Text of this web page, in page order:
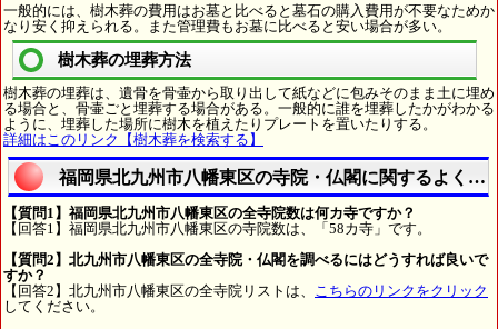
一般的には、樹木葬の費用はお墓と比べると墓石の購入費用が不要なためか
なり安く抑えられる。また管理費もお墓に比べると安い場合が多い。
樹木葬の埋葬方法
樹木葬の埋葬は、遺骨を骨壷から取り出して紙などに包みそのまま土に埋め
る場合と、骨壷ごと埋葬する場合がある。一般的に誰を埋葬したかがわかる
ように、埋葬した場所に樹木を植えたりプレートを置いたりする。
詳細はこのリンク【樹木葬を検索する】
福岡県北九州市八幡東区の寺院・仏閣に関するよくあ
【質問1】福岡県北九州市八幡東区の全寺院数は何カ寺ですか？
【回答1】福岡県北九州市八幡東区の寺院数は、「58カ寺」です。
【質問2】北九州市八幡東区の全寺院・仏閣を調べるにはどうすれば良いで
すか？
【回答2】北九州市八幡東区の全寺院リストは、
こちらのリンクをクリック
してください。